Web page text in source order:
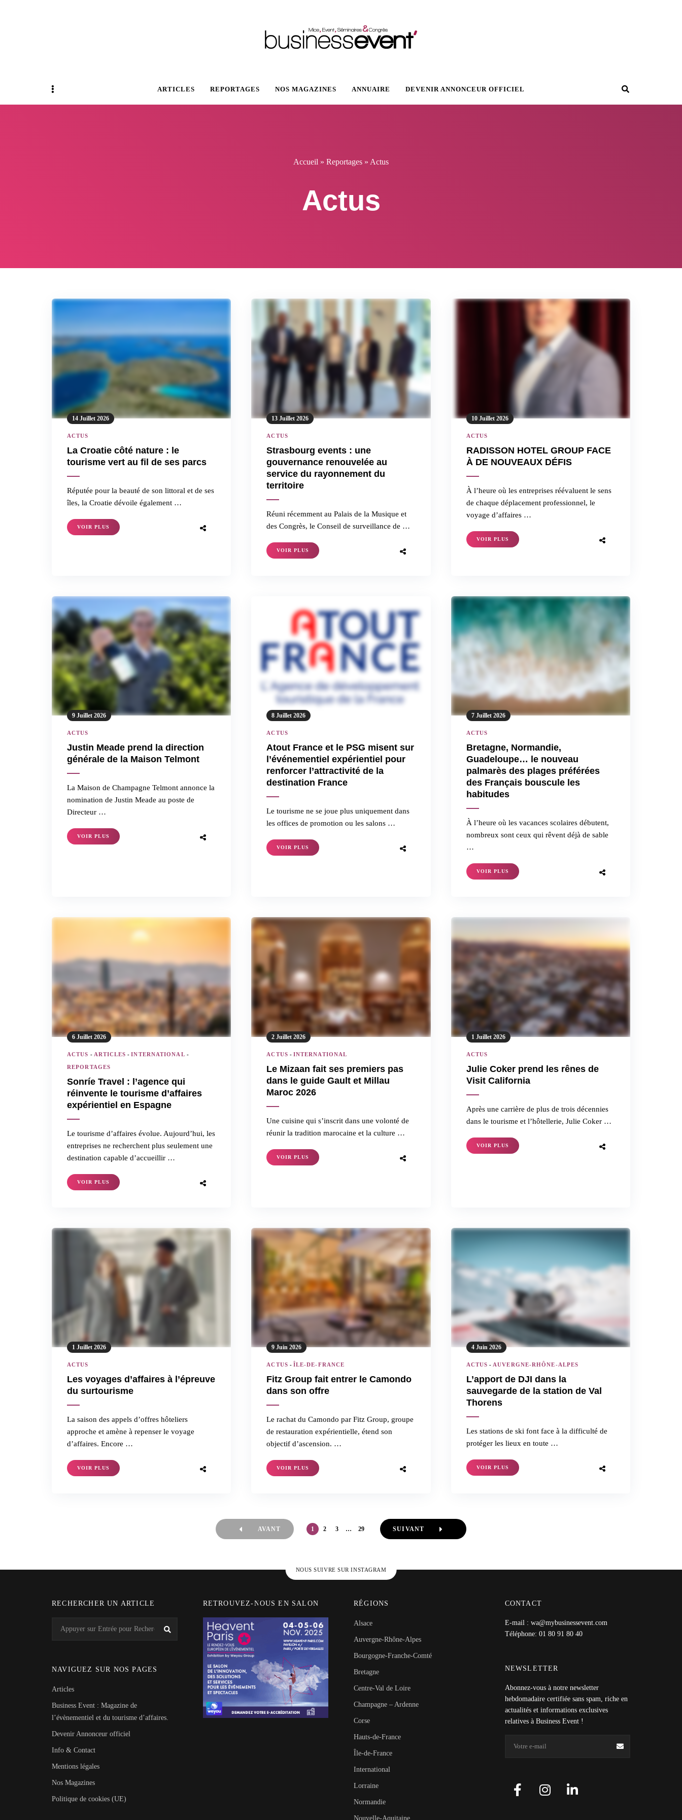
ARTICLES REPORTAGES NOS MAGAZINES ANNUAIRE DEVENIR ANNONCEUR OFFICIEL
Sidebar Recherche
Accueil » Reportages » Actus
Actus
14 Juillet 2026
ACTUS
La Croatie côté nature : le
tourisme vert au fil de ses parcs
Réputée pour la beauté de son littoral et de ses
îles, la Croatie dévoile également …
VOIR PLUS
13 Juillet 2026
ACTUS
Strasbourg events : une
gouvernance renouvelée au
service du rayonnement du
territoire
Réuni récemment au Palais de la Musique et
des Congrès, le Conseil de surveillance de …
VOIR PLUS
10 Juillet 2026
ACTUS
RADISSON HOTEL GROUP FACE
À DE NOUVEAUX DÉFIS
À l’heure où les entreprises réévaluent le sens
de chaque déplacement professionnel, le
voyage d’affaires …
VOIR PLUS
9 Juillet 2026
ACTUS
Justin Meade prend la direction
générale de la Maison Telmont
La Maison de Champagne Telmont annonce la
nomination de Justin Meade au poste de
Directeur …
VOIR PLUS
8 Juillet 2026
ACTUS
Atout France et le PSG misent sur
l’événementiel expérientiel pour
renforcer l’attractivité de la
destination France
Le tourisme ne se joue plus uniquement dans
les offices de promotion ou les salons …
VOIR PLUS
7 Juillet 2026
ACTUS
Bretagne, Normandie,
Guadeloupe… le nouveau
palmarès des plages préférées
des Français bouscule les
habitudes
À l’heure où les vacances scolaires débutent,
nombreux sont ceux qui rêvent déjà de sable
…
VOIR PLUS
6 Juillet 2026
ACTUS - ARTICLES -INTERNATIONAL -
REPORTAGES
Sonríe Travel : l’agence qui
réinvente le tourisme d’affaires
expérientiel en Espagne
Le tourisme d’affaires évolue. Aujourd’hui, les
entreprises ne recherchent plus seulement une
destination capable d’accueillir …
VOIR PLUS
2 Juillet 2026
ACTUS - INTERNATIONAL
Le Mizaan fait ses premiers pas
dans le guide Gault et Millau
Maroc 2026
Une cuisine qui s’inscrit dans une volonté de
réunir la tradition marocaine et la culture …
VOIR PLUS
1 Juillet 2026
ACTUS
Julie Coker prend les rênes de
Visit California
Après une carrière de plus de trois décennies
dans le tourisme et l’hôtellerie, Julie Coker …
VOIR PLUS
1 Juillet 2026
ACTUS
Les voyages d’affaires à l’épreuve
du surtourisme
La saison des appels d’offres hôteliers
approche et amène à repenser le voyage
d’affaires. Encore …
VOIR PLUS
9 Juin 2026
ACTUS - ÎLE-DE-FRANCE
Fitz Group fait entrer le Camondo
dans son offre
Le rachat du Camondo par Fitz Group, groupe
de restauration expérientielle, étend son
objectif d’ascension. …
VOIR PLUS
4 Juin 2026
ACTUS - AUVERGNE-RHÔNE-ALPES
L’apport de DJI dans la
sauvegarde de la station de Val
Thorens
Les stations de ski font face à la difficulté de
protéger les lieux en toute …
VOIR PLUS
AVANT 1 2 3 … 29 SUIVANT
NOUS SUIVRE SUR INSTAGRAM
RECHERCHER UN ARTICLE
for:
NAVIGUEZ SUR NOS PAGES
Articles
Business Event : Magazine de
l’évènementiel et du tourisme d’affaires.
Devenir Annonceur officiel
Info & Contact
Mentions légales
Nos Magazines
Politique de cookies (UE)
RETROUVEZ-NOUS EN SALON RÉGIONS
Alsace
Auvergne-Rhône-Alpes
Bourgogne-Franche-Comté
Bretagne
Centre-Val de Loire
Champagne – Ardenne
Corse
Hauts-de-France
Île-de-France
International
Lorraine
Normandie
Nouvelle-Aquitaine
CONTACT
E-mail : wa@mybusinessevent.com
Téléphone: 01 80 91 80 40
NEWSLETTER
Abonnez-vous à notre newsletter
hebdomadaire certifiée sans spam, riche en
actualités et informations exclusives
relatives à Business Event !